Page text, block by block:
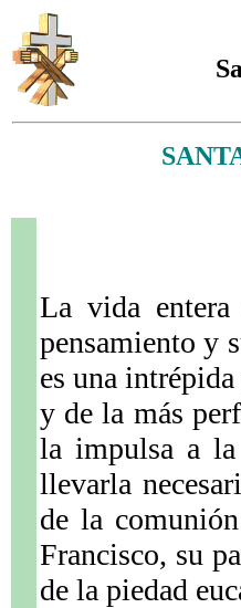
La vida
pensamiento y
es una
y de la más
la impulsa a
llevarla
de la
Francisco, su
de la piedad